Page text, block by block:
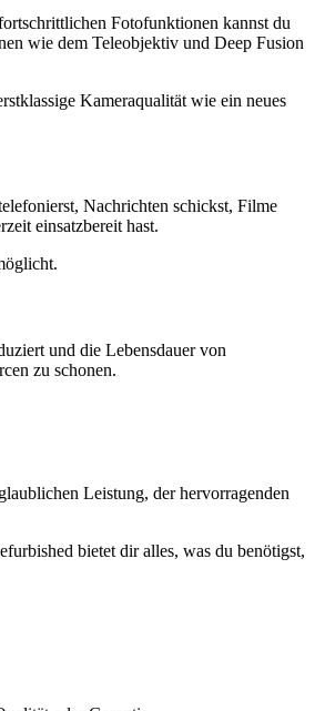
Fotofunktionen kannst du
wie dem Teleobjektiv und Deep Fusion
Kameraqualität wie ein neues
Nachrichten schickst, Filme
einsatzbereit hast.
und die Lebensdauer von
zu schonen.
Leistung, der hervorragenden
bietet dir alles, was du benötigst,